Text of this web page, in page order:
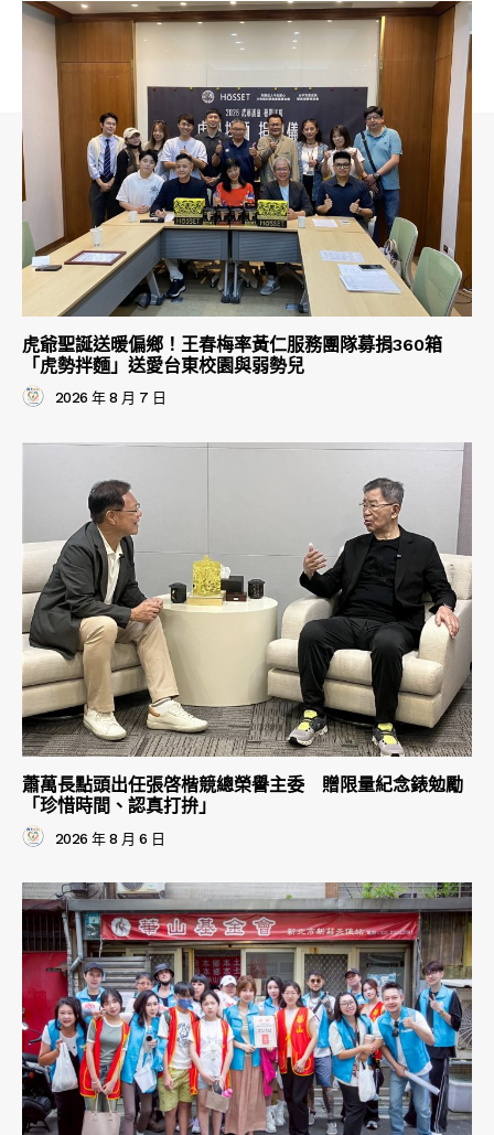
虎爺聖誕送暖偏鄉！王春梅率黃仁服務團隊募捐360箱
「虎勢拌麵」送愛台東校園與弱勢兒
2026 年 8 月 7 日
蕭萬長點頭出任張啓楷競總榮譽主委 贈限量紀念錶勉勵
「珍惜時間、認真打拚」
2026 年 8 月 6 日